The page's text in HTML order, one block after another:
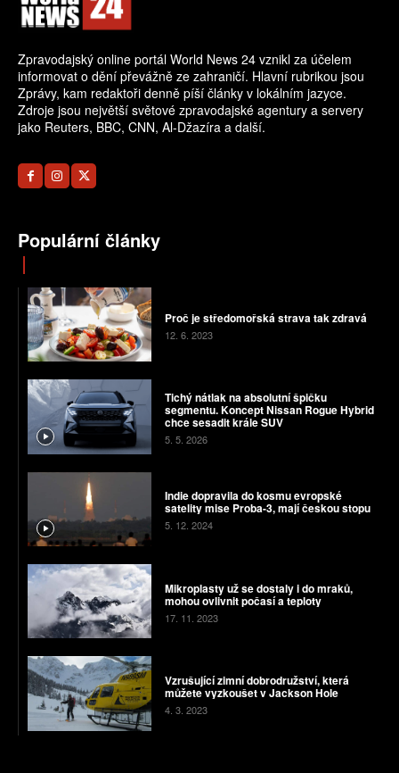
Zpravodajský online portál World News 24 vznikl za účelem
informovat o dění převážně ze zahraničí. Hlavní rubrikou jsou
Zprávy, kam redaktoři denně píší články v lokálním jazyce.
Zdroje jsou největší světové zpravodajské agentury a servery
jako Reuters, BBC, CNN, Al-Džazíra a další.
Populární články
Proč je středomořská strava tak zdravá
12. 6. 2023
Tichý nátlak na absolutní špičku
segmentu. Koncept Nissan Rogue Hybrid
chce sesadit krále SUV
5. 5. 2026
Indie dopravila do kosmu evropské
satelity mise Proba-3, mají českou stopu
5. 12. 2024
Mikroplasty už se dostaly i do mraků,
mohou ovlivnit počasí a teploty
17. 11. 2023
Vzrušující zimní dobrodružství, která
můžete vyzkoušet v Jackson Hole
4. 3. 2023